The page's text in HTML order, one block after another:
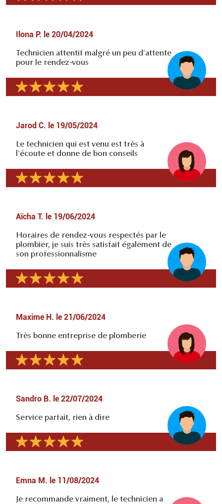
Ilona P. le 20/04/2024
Technicien attentif malgré un peu d'attente
pour le rendez-vous
Jarod C. le 19/05/2024
Le technicien qui est venu est très à
l'écoute et donne de bon conseils
Aïcha T. le 19/06/2024
Horaires de rendez-vous respectés par le
plombier, je suis très satisfait également de
son professionnalisme
Maxime H. le 21/06/2024
Très bonne entreprise de plomberie
Sandro B. le 22/07/2024
Service parfait, rien à dire
Emna M. le 11/08/2024
Je recommande vraiment, le technicien a